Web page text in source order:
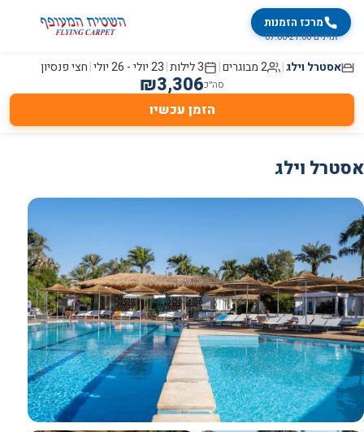
מרכז הזמנות
זמינים 07:00-21:00
אסטרל וילג| 2 מבוגרים |
3לילות|23 יולי - 26 יולי |חצי פנסיון
סה״כ ₪3,306
הזמן עכשיו
אסטרל וילג